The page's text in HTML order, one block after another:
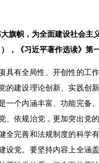
旗帜，为全面建设社会主
），《习近平著作选读》第
具有全局性、开创性的工
的建设理论创新、实践创
一个内涵丰富、功能完备
、依规治党，更加突出党
全完善和法规制度的科学
设党。要坚持内容上全涵